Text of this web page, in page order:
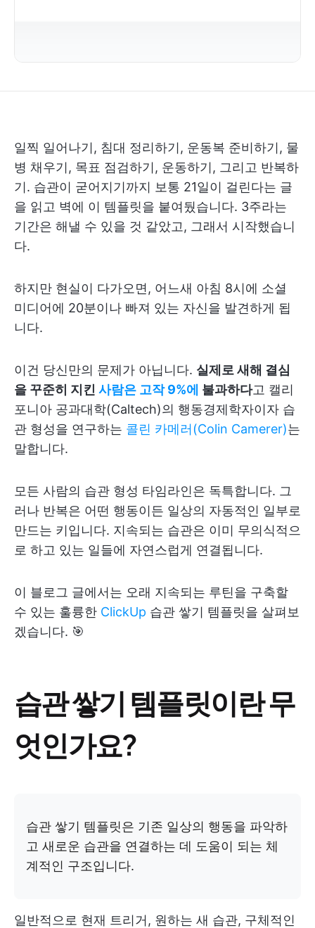
일찍 일어나기, 침대 정리하기, 운동복 준비하기, 물
병 채우기, 목표 점검하기, 운동하기, 그리고 반복하
기. 습관이 굳어지기까지 보통 21일이 걸린다는 글
을 읽고 벽에 이 템플릿을 붙여뒀습니다. 3주라는
기간은 해낼 수 있을 것 같았고, 그래서 시작했습니
다.
하지만 현실이 다가오면, 어느새 아침 8시에 소셜
미디어에 20분이나 빠져 있는 자신을 발견하게 됩
니다.
이건 당신만의 문제가 아닙니다. 실제로 새해 결심
을 꾸준히 지킨 사람은 고작 9%에 불과하다고 캘리
포니아 공과대학(Caltech)의 행동경제학자이자 습
관 형성을 연구하는 콜린 카메러(Colin Camerer)는
말합니다.
모든 사람의 습관 형성 타임라인은 독특합니다. 그
러나 반복은 어떤 행동이든 일상의 자동적인 일부로
만드는 키입니다. 지속되는 습관은 이미 무의식적으
로 하고 있는 일들에 자연스럽게 연결됩니다.
이 블로그 글에서는 오래 지속되는 루틴을 구축할
수 있는 훌륭한 ClickUp 습관 쌓기 템플릿을 살펴보
겠습니다. 🎯
습관 쌓기 템플릿이란 무
엇인가요?
습관 쌓기 템플릿은 기존 일상의 행동을 파악하
고 새로운 습관을 연결하는 데 도움이 되는 체
계적인 구조입니다.
일반적으로 현재 트리거, 원하는 새 습관, 구체적인